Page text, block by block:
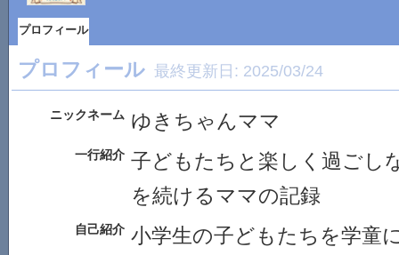
プロフィール
プロフィール 最終更新日: 2025/03/24
ニックネーム ゆきちゃんママ
一行紹介 子どもたちと楽しく過ごし
を続けるママの記録
自己紹介 小学生の子どもたちを学童